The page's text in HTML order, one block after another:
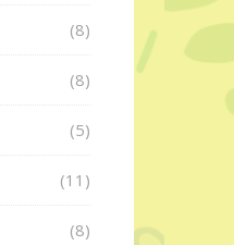
(8)
(8)
(5)
(11)
(8)